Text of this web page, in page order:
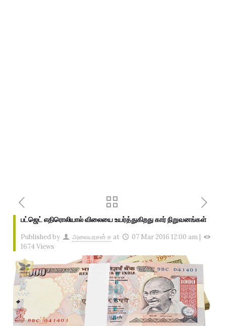
பட்ஜெட் எதிரொலியால் விலையை உயர்த்துகிறது கார் நிறுவனங்கள்
Published by அலையரசன் ச at 07 Mar 2016 12:00 am |
1674 Views